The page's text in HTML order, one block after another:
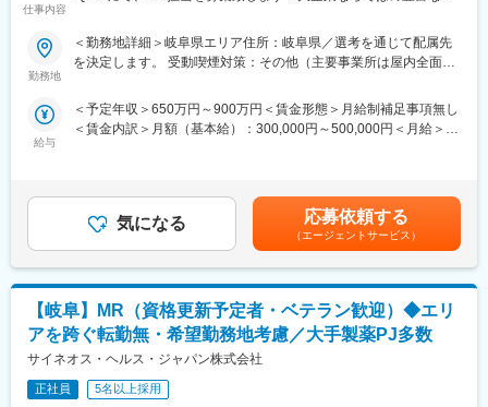
※手術立ち合い頻度は平均週2回程度（担当施設によって変動しま
す）です。
入社後3か月はトレーニングセンター、またはリモートにて研修を
行います。製品のことだけでなく、術式についてのことなど細か
■当社について
当社は内視鏡手術支援ロボット「ダビンチサージカルシステム」
の販売・保守・トレーニングを手がける医療機器メーカーです。
ダビンチは高倍率3DHD映像、手ぶれ補正、手首以上の可動域を
備えた鉗子により、外科医の精密な操作を支援し、低侵襲手術を
可能にします。インテュイティブは世界累計2700万件以上の手術
実績や継続的な製品革新（最新のda Vinci 5など）により、圧倒的
な市場シェアと技術優位性を維持しており、世界的に高いシェア
仕事内容
【具体的な業務詳細】
いただきます。
・担当エリアの訪問医療施設のターゲティング、担当医療施設へ
・医療従事者向けの説明会の企画・実施、医師同士のコミュニケ
ーション推進のための研究会・勉強会の立ち上げ、講演会の企
画・運営 等
※勤務地については、選考内で希望を伺ったうえで決定します。
＼IQVIAでMRとして働く魅力／
（１）充実の待遇：同業他社の中でも平均給与の高さや非課税の
日当の支給の他、退職金や団体保険制度、単身赴任手当や月1回の
帰省交通費の支給など福利厚生が充実しており、長期就業される
社員が多いのも特徴です。
勤務地
＜勤務地詳細＞岐阜県エリア住所：岐阜県／選考を通じて配属先
を決定します。 受動喫煙対策：その他（主要事業所は屋内全面禁
給与
＜予定年収＞650万円～900万円＜賃金形態＞月給制補足事項無し
＜賃金内訳＞月額（基本給）：300,000円～500,000円＜月給＞
ジェクト稼働手当(35,000円)、外勤日当（1日1,500円／外勤3.5時
間以上）■変動賞与制（6月・12月・3月）※平均実績6ヶ月分■イン
センティブ：3月（対象者）賃金はあくまでも目安の金額であり、
選考を通じて上下する可能性があります。月給(月額)は固定手当を
含めた表記です。
気になる 応募依頼する
（エージェントサービス）
【岐阜】MR（資格更新予定者・ベテラン歓迎）◆エリ
アを跨ぐ転勤無・希望勤務地考慮／大手製薬PJ多数
サイネオス・ヘルス・ジャパン株式会社
正社員 5名以上採用